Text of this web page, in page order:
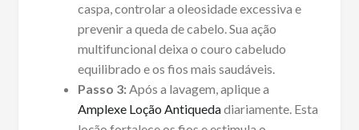
caspa, controlar a oleosidade excessiva e
prevenir a queda de cabelo. Sua ação
multifuncional deixa o couro cabeludo
equilibrado e os fios mais saudáveis.
Passo 3:Após a lavagem, aplique a
Amplexe Loção Antiquedadiariamente. Esta